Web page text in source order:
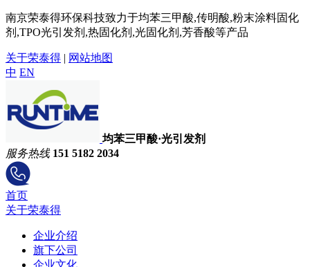
南京荣泰得环保科技致力于均苯三甲酸,传明酸,粉末涂料固化
剂,TPO光引发剂,热固化剂,光固化剂,芳香酸等产品
关于荣泰得 | 网站地图
中 EN
均苯三甲酸·光引发剂
服务热线 151 5182 2034
首页
关于荣泰得
企业介绍
旗下公司
企业文化